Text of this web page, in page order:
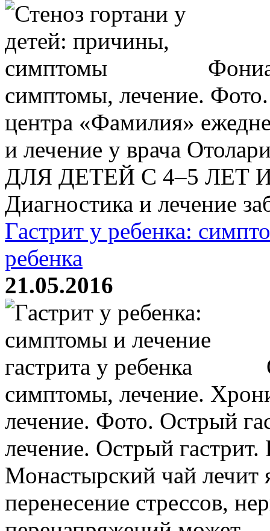
симптомы, лечение.
центра «Фамилия»
и лечение у врача
ДЛЯ ДЕТЕЙ С 4–5 ЛЕТ И
Диагностика и лечение
Гастрит у ребенка:
ребенка
21.05.2016
симптомы, лечение.
лечение. Фото. Острый
лечение. Острый
Монастырский чай лечит
перенесение стрессов,